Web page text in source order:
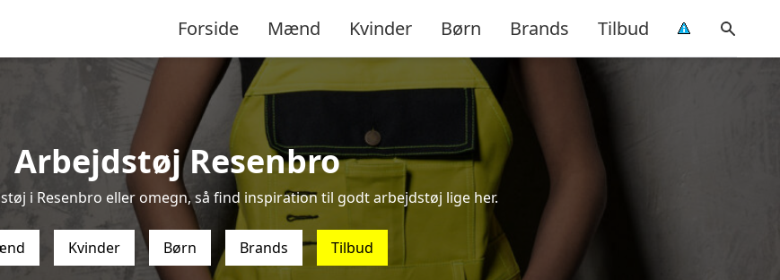
Forside Mænd Kvinder Børn Brands Tilbud
Arbejdstøj Resenbro
i Resenbro eller omegn, så find inspiration til godt arbejdstøj lige her.
Kvinder Børn Brands Tilbud